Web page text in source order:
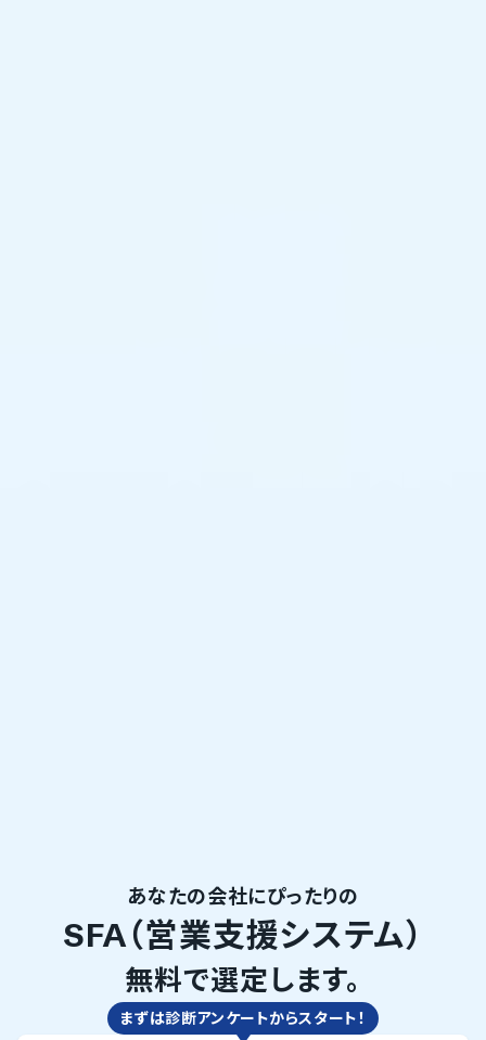
あなたの会社にぴったりの
SFA（営業支援システム）
無料で選定します。
まずは診断アンケートからスタート！